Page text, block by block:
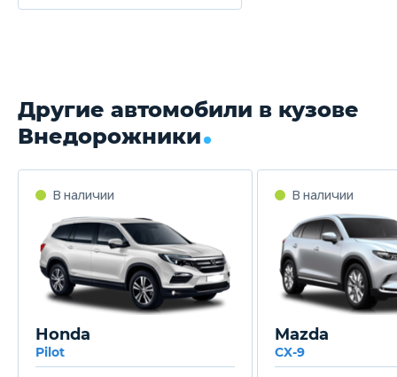
Другие автомобили в кузове
Внедорожники
Honda
Pilot
Mazda
CX-9